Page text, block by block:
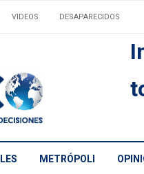
VIDEOS DESAPARECIDOS
METRÓPOLI